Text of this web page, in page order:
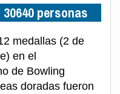
personas
medallas (2 de
en el
de Bowling
doradas fueron